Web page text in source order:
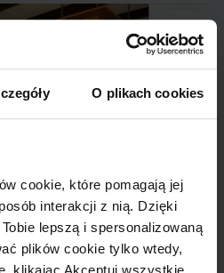
O plikach cookies
cookie, które pomagają jej
interakcji z nią. Dzięki
lepszą i spersonalizowaną
plików cookie tylko wtedy,
klikając Akceptuj wszystkie.
domu - wnętrze w stylu